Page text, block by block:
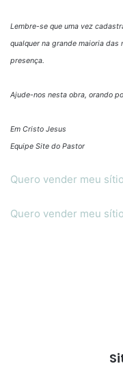
Lembre-se que uma vez
qualquer na grande maioria
presença.
Ajude-nos nesta obra, orando
Em Cristo Jesus
Equipe Site do Pastor
Quero vender meu sítio
Quero vender meu sítio